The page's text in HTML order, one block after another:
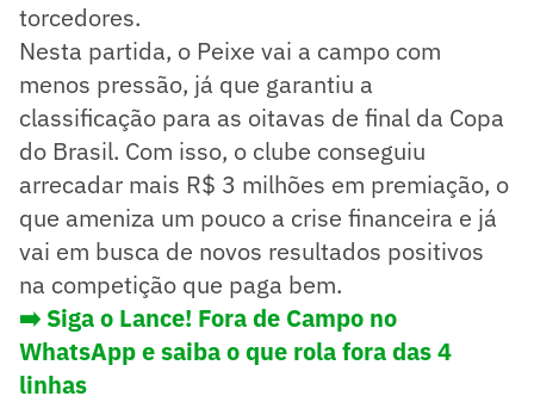
torcedores.
Nesta partida, o Peixe vai a campo com
menos pressão, já que garantiu a
classificação para as oitavas de final da Copa
do Brasil. Com isso, o clube conseguiu
arrecadar mais R$ 3 milhões em premiação, o
que ameniza um pouco a crise financeira e já
vai em busca de novos resultados positivos
na competição que paga bem.
➡️ Siga o Lance! Fora de Campo no
WhatsApp e saiba o que rola fora das 4
linhas